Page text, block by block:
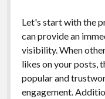
Let's start with the
can provide an
visibility. When
likes on your posts,
popular and
engagement.